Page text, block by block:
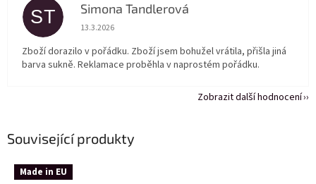
Související produkty
Made in EU
ST Simona Tandlerová
Hodnocení obchodu je 5 z 5 hvězdiček.
13.3.2026
Zboží dorazilo v pořádku. Zboží jsem bohužel vrátila, přišla jiná
barva sukně. Reklamace proběhla v naprostém pořádku.
Zobrazit další hodnocení